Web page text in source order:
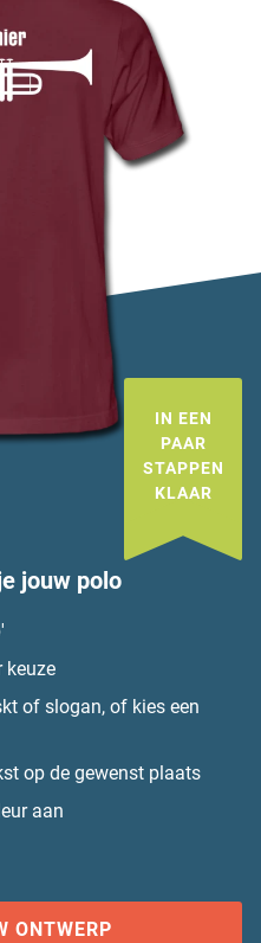
IN EEN
PAAR
STAPPEN
KLAAR
jouw polo
keuze
of slogan, of kies een
op de gewenst plaats
aan
ONTWERP